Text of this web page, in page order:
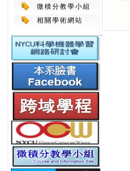
微積分教學小組
相關學術網站